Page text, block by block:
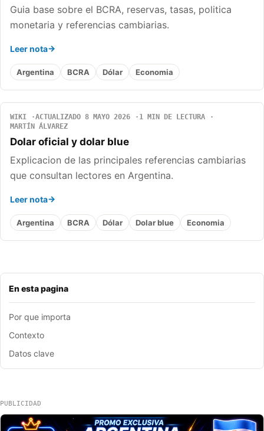
En esta pagina
Por que importa
Contexto
Datos clave
Guia base sobre el BCRA, reservas, tasas, politica
monetaria y referencias cambiarias.
Leer nota
Argentina BCRA Dólar Economia
WIKI ACTUALIZADO 8 MAYO 2026
1 MIN DE LECTURA
MARTÍN ÁLVAREZ
Dolar oficial y dolar blue
Explicacion de las principales referencias cambiarias
que consultan lectores en Argentina.
Leer nota
Argentina BCRA Dólar Dolar blue Economia
PUBLICIDAD